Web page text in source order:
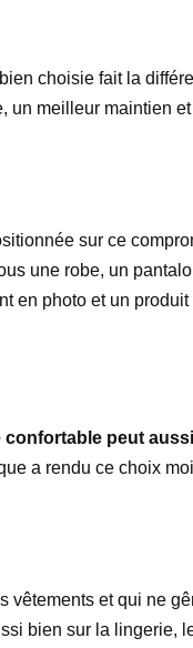
choisie fait la
un meilleur maintien
sur ce
une robe, un
en photo et un
confortable peut
a rendu ce choix
vêtements et qui ne
bien sur la lingerie,